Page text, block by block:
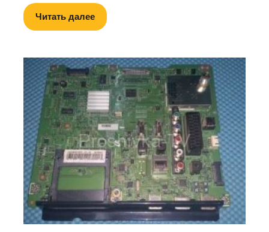
Читать далее